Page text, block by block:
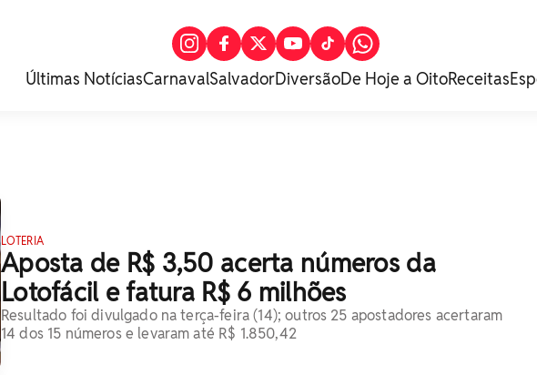
Últimas NotíciasCarnavalSalvadorDiversãoDe Hoje a OitoReceitas
LOTERIA
Aposta de R$ 3,50 acerta números da
Lotofácil e fatura R$ 6 milhões
Resultado foi divulgado na terça-feira (14); outros 25 apostadores acertaram
14 dos 15 números e levaram até R$ 1.850,42